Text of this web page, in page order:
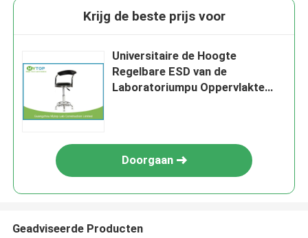
Krijg de beste prijs voor
Universitaire de Hoogte
Regelbare ESD van de
Laboratoriumpu Oppervlakte
Doorgaan
Geadviseerde Producten